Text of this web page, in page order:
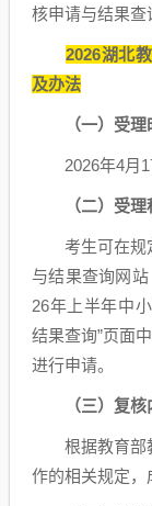
核申请与结果查
2026湖北
及办法
（一）受理
2026年4月17
（二）受
考生可在规定
与结果查询网站
26年上半年中
结果查询”页面
进行申请。
（三）复
根据教育部教
作的相关规定，